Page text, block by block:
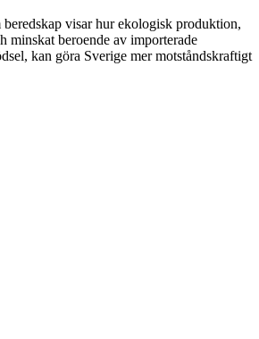
visar hur ekologisk produktion,
minskat beroende av importerade
kan göra Sverige mer motståndskraftigt